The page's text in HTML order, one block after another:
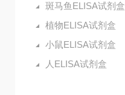
斑马鱼ELISA试剂盒
植物ELISA试剂盒
小鼠ELISA试剂盒
人ELISA试剂盒